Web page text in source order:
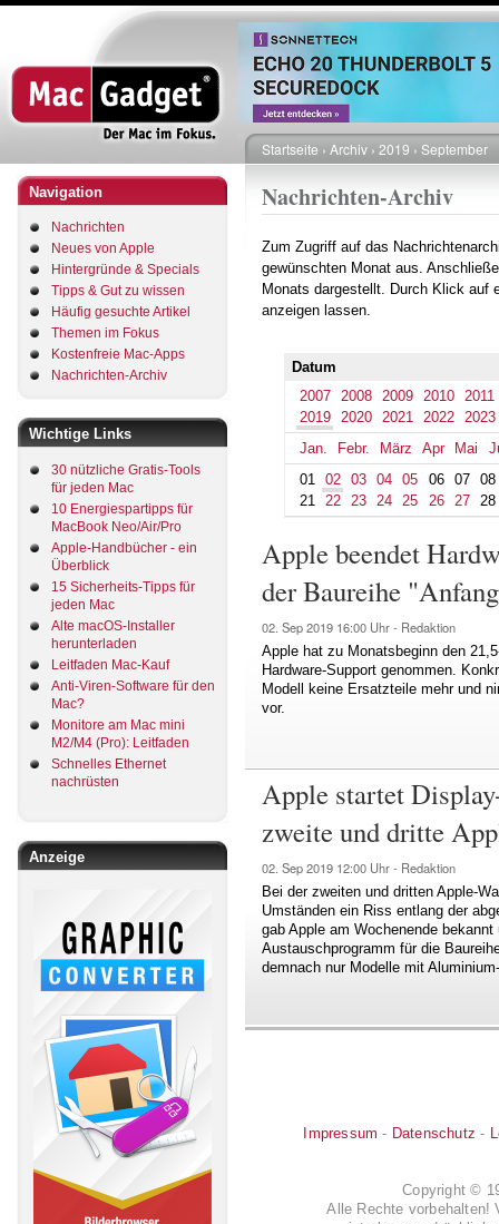
Direkt
zum
Inhalt
Navigation
Nachrichten
Neues von Apple
Hintergründe & Specials
Tipps & Gut zu wissen
Häufig gesuchte Artikel
Themen im Fokus
Kostenfreie Mac-Apps
Nachrichten-Archiv
Wichtige Links
30 nützliche Gratis-Tools
für jeden Mac
10 Energiespartipps für
MacBook Neo/Air/Pro
Apple-Handbücher - ein
Überblick
15 Sicherheits-Tipps für
jeden Mac
Alte macOS-Installer
herunterladen
Leitfaden Mac-Kauf
Anti-Viren-Software für den
Mac?
Monitore am Mac mini
M2/M4 (Pro): Leitfaden
Schnelles Ethernet
nachrüsten
Anzeige
Pfadnavigation
Startseite Archiv 2019 September
Nachrichten-Archiv
Zum Zugriff auf das
gewünschten Monat aus.
Monats dargestellt. Durch Klick auf
anzeigen lassen.
Datum
2007
2008 2009 2010
2011
2019
2020 2021 2022
2023
Jan.
Febr. März Apr Mai
01
02 03 04 05 06 07
08
21
22 23 24 25 26 27 28
Apple beendet
der Baureihe
02. Sep 2019 16:00 Uhr - Redaktion
Apple hat zu Monatsbeginn den
Hardware-Support genommen.
Modell keine Ersatzteile mehr und
vor.
Apple startet
zweite und dritte
02. Sep 2019 12:00 Uhr - Redaktion
Bei der zweiten und dritten Apple-
Umständen ein Riss entlang der
gab Apple am Wochenende
Austauschprogramm für die
demnach nur Modelle mit
Impressum - Datenschutz -
Copyright ©
Alle Rechte vorbehalten!